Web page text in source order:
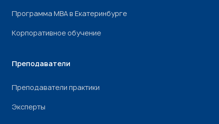
Программа МВА в Екатеринбурге
Корпоративное обучение
Преподаватели
Преподаватели практики
Эксперты